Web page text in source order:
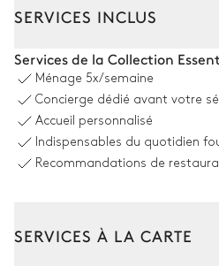
Douche extérieure
Piscine
Chauffable · Au sel
Dimensions : L = 15m, l = 6,5m,
Vue panoramique sur la mer Arboré
SERVICES INCLUS
Services de la Collection
Ménage 5x/semaine
Concierge dédié avant votre
Accueil personnalisé
Indispensables du quotidien
Recommandations de
SERVICES À LA CARTE